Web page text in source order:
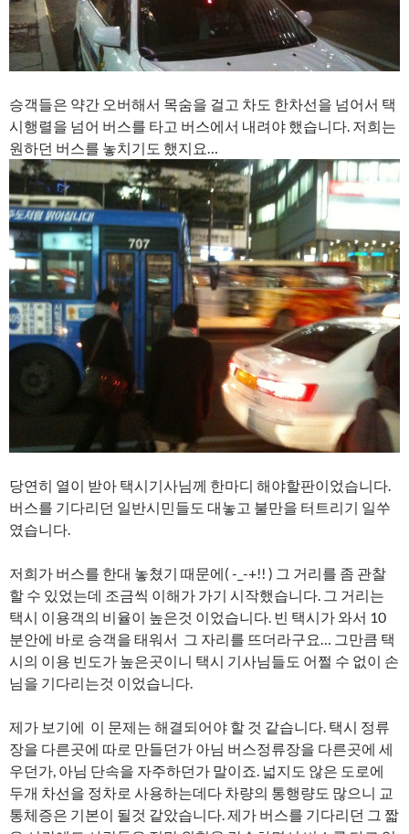
승객들은 약간 오버해서 목숨을 걸고 차도 한차선을 넘어서 택
시행렬을 넘어 버스를 타고 버스에서 내려야 했습니다. 저희는
원하던 버스를 놓치기도 했지요…
당연히 열이 받아 택시기사님께 한마디 해야할판이었습니다.
버스를 기다리던 일반시민들도 대놓고 불만을 터트리기 일쑤
였습니다.
저희가 버스를 한대 놓쳤기 때문에( -_-+!! ) 그 거리를 좀 관찰
할 수 있었는데 조금씩 이해가 가기 시작했습니다. 그 거리는
택시 이용객의 비율이 높은것 이었습니다. 빈 택시가 와서 10
분안에 바로 승객을 태워서 그 자리를 뜨더라구요… 그만큼 택
시의 이용 빈도가 높은곳이니 택시 기사님들도 어쩔 수 없이 손
님을 기다리는것 이었습니다.
제가 보기에 이 문제는 해결되어야 할 것 같습니다. 택시 정류
장을 다른곳에 따로 만들던가 아님 버스정류장을 다른곳에 세
우던가, 아님 단속을 자주하던가 말이죠. 넓지도 않은 도로에
두개 차선을 정차로 사용하는데다 차량의 통행량도 많으니 교
통체증은 기본이 될것 같았습니다. 제가 버스를 기다리던 그 짧